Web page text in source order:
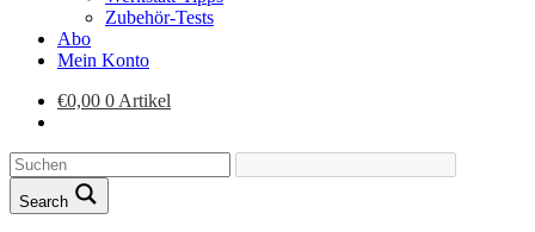
Zubehör-Tests
Abo
Mein Konto
€0,00 0 Artikel
Search